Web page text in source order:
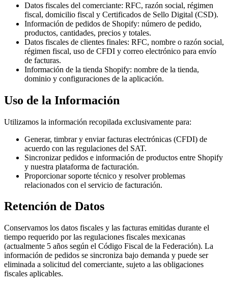
Datos fiscales del comerciante: RFC, razón social, régimen
fiscal, domicilio fiscal y Certificados de Sello Digital (CSD).
Información de pedidos de Shopify: número de pedido,
productos, cantidades, precios y totales.
Datos fiscales de clientes finales: RFC, nombre o razón social,
régimen fiscal, uso de CFDI y correo electrónico para envío
de facturas.
Información de la tienda Shopify: nombre de la tienda,
dominio y configuraciones de la aplicación.
Uso de la Información
Utilizamos la información recopilada exclusivamente para:
Generar, timbrar y enviar facturas electrónicas (CFDI) de
acuerdo con las regulaciones del SAT.
Sincronizar pedidos e información de productos entre Shopify
y nuestra plataforma de facturación.
Proporcionar soporte técnico y resolver problemas
relacionados con el servicio de facturación.
Retención de Datos
Conservamos los datos fiscales y las facturas emitidas durante el
tiempo requerido por las regulaciones fiscales mexicanas
(actualmente 5 años según el Código Fiscal de la Federación). La
información de pedidos se sincroniza bajo demanda y puede ser
eliminada a solicitud del comerciante, sujeto a las obligaciones
fiscales aplicables.